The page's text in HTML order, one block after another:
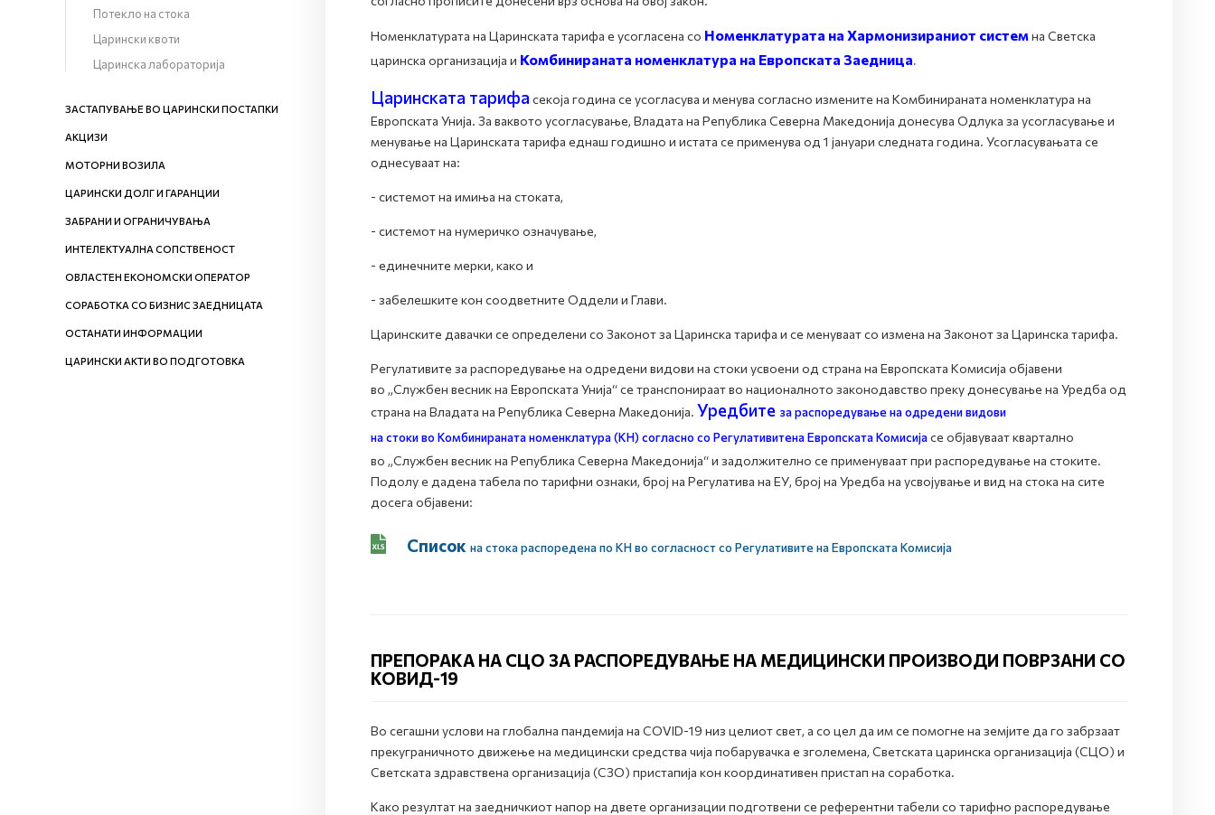
Потекло на стока
Царински квоти
Царинска лабораторија
ЗАСТАПУВАЊЕ ВО ЦАРИНСКИ ПОСТАПКИ
АКЦИЗИ
МОТОРНИ ВОЗИЛА
ЦАРИНСКИ ДОЛГ И ГАРАНЦИИ
ЗАБРАНИ И ОГРАНИЧУВАЊА
ИНТЕЛЕКТУАЛНА СОПСТВЕНОСТ
ОВЛАСТЕН ЕКОНОМСКИ ОПЕРАТОР
СОРАБОТКА СО БИЗНИС ЗАЕДНИЦАТА
ОСТАНАТИ ИНФОРМАЦИИ
ЦАРИНСКИ АКТИ ВО ПОДГОТОВКА
Номенклатурата на Царинската тарифа е усогласена со Номенклатурата на Хармонизираниот систем на Светска
царинска организација и Комбинираната номенклатура на Европската Заедница.
Царинската тарифа секоја година се усогласува и менува согласно измените на Комбинираната номенклатура на
Европската Унија. За ваквото усогласување, Владата на Република Северна Македонија донесува Одлука за усогласување и
менување на Царинската тарифа еднаш годишно и истата се применува од 1 јануари следната година. Усогласувањата се
однесуваат на:
- системот на имиња на стоката,
- системот на нумеричко означување,
- единечните мерки, како и
- забелешките кон соодветните Оддели и Глави.
Царинските давачки се определени со Законот за Царинска тарифа и се менуваат со измена на Законот за Царинска тарифа.
Регулативите за распоредување на одредени видови на стоки усвоени од страна на Европската Комисија објавени
во „Службен весник на Европската Унија“ се транспонираат во националното законодавство преку донесување на Уредба од
страна на Владата на Република Северна Македонија. Уредбите за распоредувањена одредени видови
на стоки во Комбинираната номенклатура (КН)согласно со Регулативитена Европската Комисијасе објавуваат квартално
во „Службен весник на Република Северна Македонија“ и задолжително се применуваат при распоредување на стоките.
Подолу е дадена табела по тарифни ознаки, број на Регулатива на ЕУ, број на Уредба на усвојување и вид на стока на сите
досега објавени:
Список на стока распоредена по КН во соглaсност со Регулативите на Европската Комисија
ПРЕПОРАКА НА СЦО ЗА РАСПОРЕДУВАЊЕ НА МЕДИЦИНСКИ ПРОИЗВОДИ ПОВРЗАНИ СО
КОВИД-19
Во сегашни услови на глобална пандемија на COVID-19 низ целиот свет, а со цел да им се помогне на земјите да го забрзаат
прекуграничното движење на медицински средства чија побарувачка е зголемена, Светската царинска организација (СЦО) и
Светската здравствена организација (СЗО) пристапија кон координативен пристап на соработка.
Како резултат на заедничкиот напор на двете организации подготвени се референтни табели со тарифно распоредување